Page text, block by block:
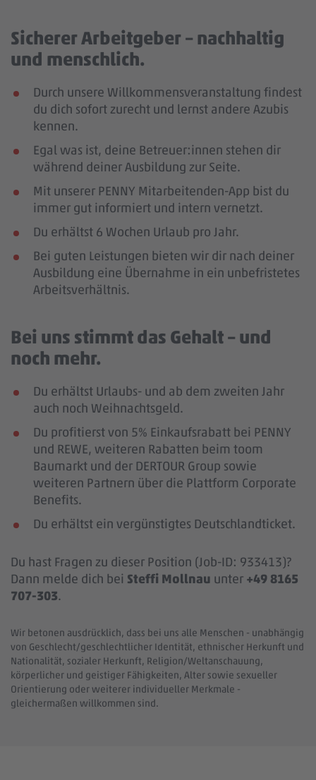
Sicherer Arbeitgeber – nachhaltig
und menschlich.
Durch unsere Willkommensveranstaltung findest
du dich sofort zurecht und lernst andere Azubis
kennen.
Egal was ist, deine Betreuer:innen stehen dir
während deiner Ausbildung zur Seite.
Mit unserer PENNY Mitarbeitenden-App bist du
immer gut informiert und intern vernetzt.
Du erhältst 6 Wochen Urlaub pro Jahr.
Bei guten Leistungen bieten wir dir nach deiner
Ausbildung eine Übernahme in ein unbefristetes
Arbeitsverhältnis.
Bei uns stimmt das Gehalt – und
noch mehr.
Du erhältst Urlaubs- und ab dem zweiten Jahr
auch noch Weihnachtsgeld.
Du profitierst von 5% Einkaufsrabatt bei PENNY
und REWE, weiteren Rabatten beim toom
Baumarkt und der DERTOUR Group sowie
weiteren Partnern über die Plattform Corporate
Benefits.
Du erhältst ein vergünstigtes Deutschlandticket.
Du hast Fragen zu dieser Position (Job-ID: 933413)?
Dann melde dich bei Steffi Mollnau unter +49 8165
707-303.
Wir betonen ausdrücklich, dass bei uns alle Menschen - unabhängig
von Geschlecht/geschlechtlicher Identität, ethnischer Herkunft und
Nationalität, sozialer Herkunft, Religion/Weltanschauung,
körperlicher und geistiger Fähigkeiten, Alter sowie sexueller
Orientierung oder weiterer individueller Merkmale -
gleichermaßen willkommen sind.